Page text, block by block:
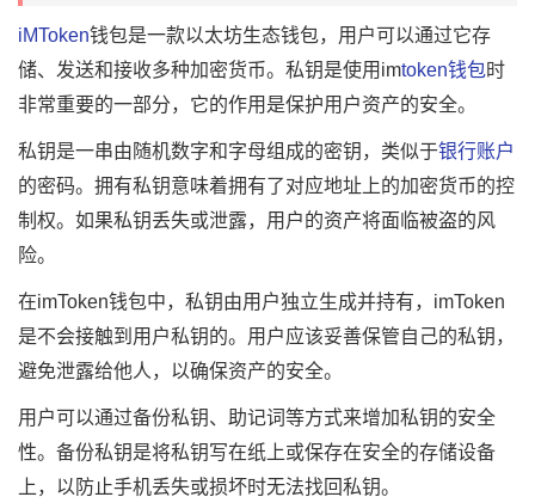
iMToken钱包是一款以太坊生态钱包，用户可以通过它存
储、发送和接收多种加密货币。私钥是使用imtoken钱包时
非常重要的一部分，它的作用是保护用户资产的安全。
私钥是一串由随机数字和字母组成的密钥，类似于银行账户
的密码。拥有私钥意味着拥有了对应地址上的加密货币的控
制权。如果私钥丢失或泄露，用户的资产将面临被盗的风
险。
在imToken钱包中，私钥由用户独立生成并持有，imToken
是不会接触到用户私钥的。用户应该妥善保管自己的私钥，
避免泄露给他人，以确保资产的安全。
用户可以通过备份私钥、助记词等方式来增加私钥的安全
性。备份私钥是将私钥写在纸上或保存在安全的存储设备
上，以防止手机丢失或损坏时无法找回私钥。